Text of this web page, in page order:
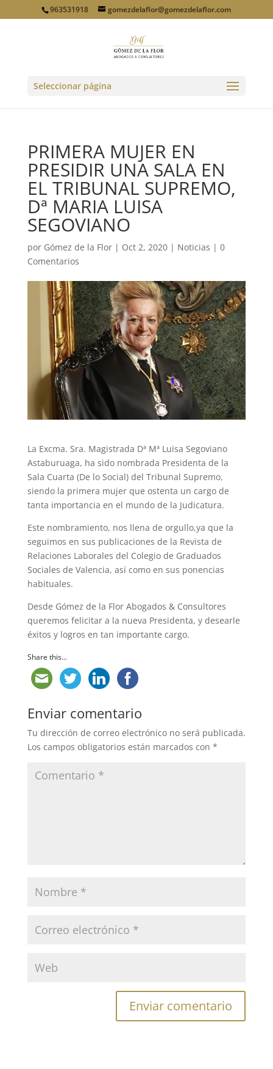
963531918 gomezdelaflor@gomezdelaflor.com
Seleccionar página
PRIMERA MUJER EN
PRESIDIR UNA SALA EN
EL TRIBUNAL SUPREMO,
Dª MARIA LUISA
SEGOVIANO
por Gómez de la Flor| Oct 2, 2020| Noticias | 0
Comentarios
La Excma. Sra. Magistrada Dª Mª Luisa Segoviano
Astaburuaga, ha sido nombrada Presidenta de la
Sala Cuarta (De lo Social) del Tribunal Supremo,
siendo la primera mujer que ostenta un cargo de
tanta importancia en el mundo de la Judicatura.
Este nombramiento, nos llena de orgullo,ya que la
seguimos en sus publicaciones de la Revista de
Relaciones Laborales del Colegio de Graduados
Sociales de Valencia, así como en sus ponencias
habituales.
Desde Gómez de la Flor Abogados & Consultores
queremos felicitar a la nueva Presidenta, y desearle
éxitos y logros en tan importante cargo.
Share this...
Enviar comentario
Tu dirección de correo electrónico no será publicada.
Los campos obligatorios están marcados con *